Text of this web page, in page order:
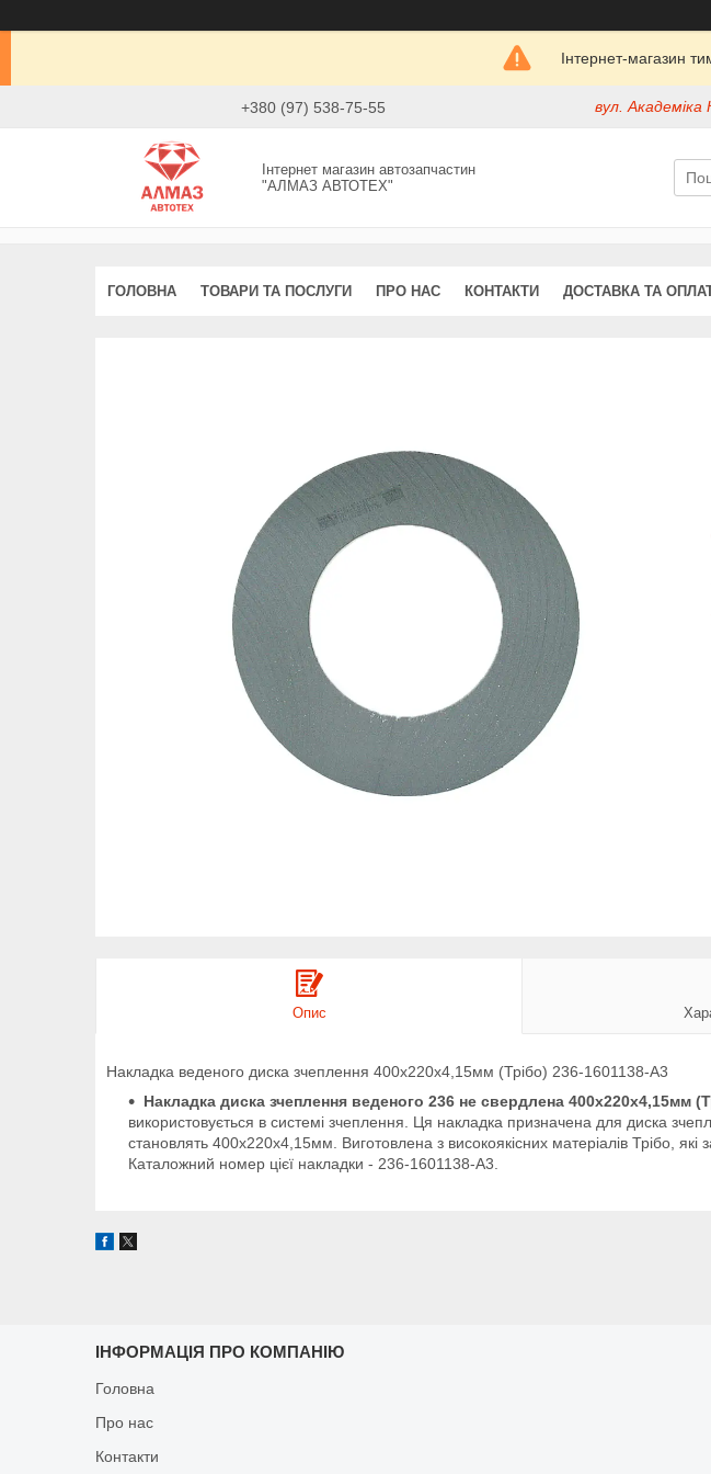
Інтернет-магазин
+380 (97) 538-75-55 вул. Академіка
Інтернет магазин автозапчастин
"АЛМАЗ АВТОТЕХ"
ГОЛОВНА ТОВАРИ ТА ПОСЛУГИ ПРО НАС КОНТАКТИ ДОСТАВКА ТА
Опис
Накладка веденого диска зчеплення 400х220х4,15мм (Трібо) 236-1601138-А3
Накладка диска зчеплення веденого 236 не свердлена 400х220х4,15мм
використовується в системі зчеплення. Ця накладка призначена для диска
становлять 400х220х4,15мм. Виготовлена з високоякісних матеріалів Трібо,
Каталожний номер цієї накладки - 236-1601138-А3.
ІНФОРМАЦІЯ ПРО КОМПАНІЮ
Головна
Про нас
Контакти